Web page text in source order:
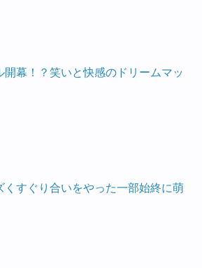
開幕！？笑いと快感のドリームマッ
くすぐり合いをやった一部始終に萌